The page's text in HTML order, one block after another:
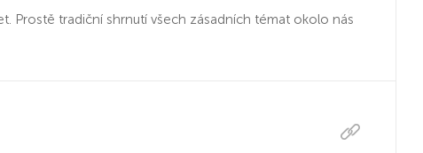
Prostě tradiční shrnutí všech zásadních témat okolo nás